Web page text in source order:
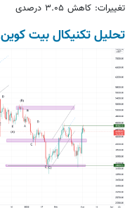
تغییرات: کاهش ۳.۰۵ درصدی
تحلیل تکنیکال بیت کوین